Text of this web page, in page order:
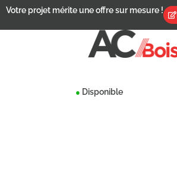
Votre projet mérite une offre sur mesure !
● Disponible